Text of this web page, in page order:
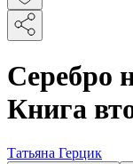
Серебро
Книга
Татьяна Герцик